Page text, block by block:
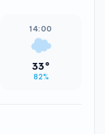
14:00
33°
82%